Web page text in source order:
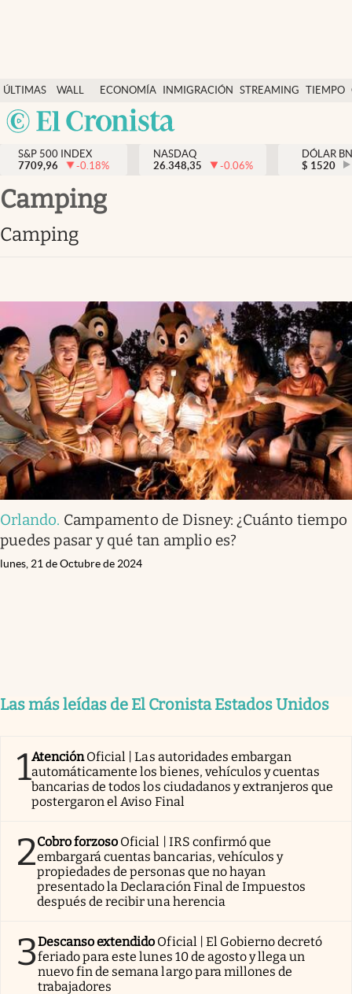
ÚLTIMAS
NOTICIAS
WALL
STREET
Y
DÓLAR
ECONOMÍA INMIGRACIÓN STREAMING TIEMPO
México
Finanzas y economía
Wall Street y dólar
Inmigración
Tiempo
Ciencia y salud
Streaming
PC y mobile
Lifestyle
USA
S&P 500 INDEX
7709,96
-0.18%
NASDAQ
26.348,35
-0.06%
DÓLAR
$ 1520
camping
camping
Orlando. Campamento de Disney: ¿Cuánto tiempo
puedes pasar y qué tan amplio es?
lunes, 21 de Octubre de 2024
Las más leídas de El Cronista Estados Unidos
1AtenciónOficial | Las autoridades embargan
automáticamente los bienes, vehículos y cuentas
bancarias de todos los ciudadanos y extranjeros que
postergaron el Aviso Final
2Cobro forzoso Oficial | IRS confirmó que
embargará cuentas bancarias, vehículos y
propiedades de personas que no hayan
presentado la Declaración Final de Impuestos
después de recibir una herencia
3Descanso extendido Oficial | El Gobierno decretó
feriado para este lunes 10 de agosto y llega un
nuevo fin de semana largo para millones de
trabajadores